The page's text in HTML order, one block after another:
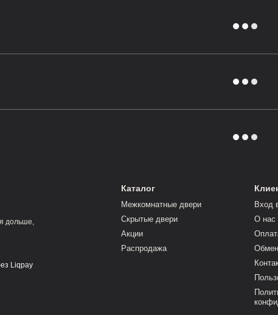
дольше,
Каталог
Межкомнатные двери
Скрытые двери
Акции
Распродажа
Вход
О нас